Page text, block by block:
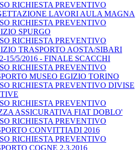
RICHIESTA PREVENTIVO
LAVORI AULA MAGNA
RICHIESTA PREVENTIVO
SPURGO
RICHIESTA PREVENTIVO
TRASPORTO AOSTA/SIBARI
15/5/2016 - FINALE SCACCHI
RICHIESTA PREVENTIVO
MUSEO EGIZIO TORINO
RICHIESTA PREVENTIVO DIVISE
RICHIESTA PREVENTIVO
ASSICURATIVA FIAT DOBLO'
RICHIESTA PREVENTIVO
CONVITTIADI 2016
RICHIESTA PREVENTIVO
COGNE 2.3.2016